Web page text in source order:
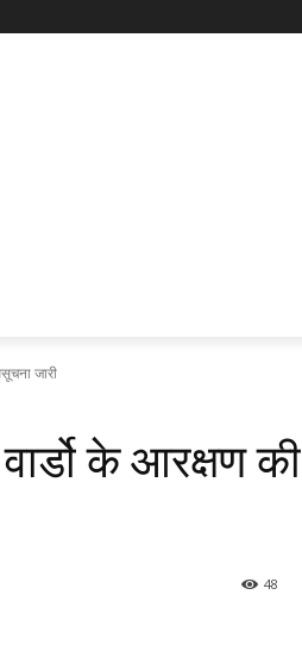
जारी
के आरक्षण की
48